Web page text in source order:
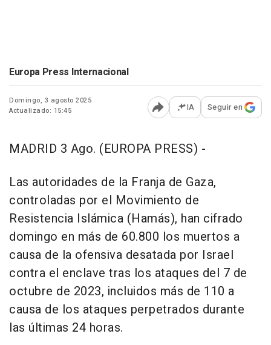
Europa Press Internacional
Domingo, 3 agosto 2025
Actualizado: 15:45
Abrir opciones para
IA Seguir en
MADRID 3 Ago. (EUROPA PRESS) -
Las autoridades de la Franja de Gaza,
controladas por el Movimiento de
Resistencia Islámica (Hamás), han cifrado
domingo en más de 60.800 los muertos a
causa de la ofensiva desatada por Israel
contra el enclave tras los ataques del 7 de
octubre de 2023, incluidos más de 110 a
causa de los ataques perpetrados durante
las últimas 24 horas.